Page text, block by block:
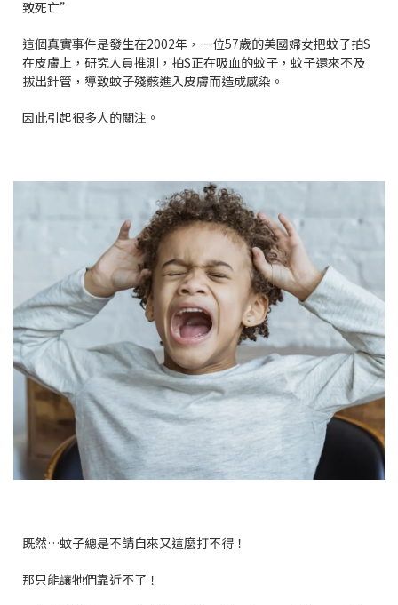
致死亡”
這個真實事件是發生在2002年，一位57歲的美國婦女把蚊子拍S
在皮膚上，研究人員推測，拍S正在吸血的蚊子，蚊子還來不及
拔出針管，導致蚊子殘骸進入皮膚而造成感染。
因此引起很多人的關注。
既然…蚊子總是不請自來又這麼打不得！
那只能讓牠們靠近不了！